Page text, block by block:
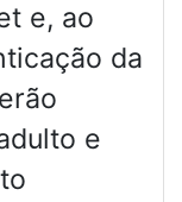
e, ao
da
e